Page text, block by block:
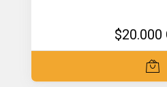
$20.000